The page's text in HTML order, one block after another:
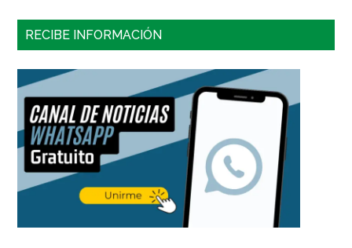
RECIBE INFORMACIÓN